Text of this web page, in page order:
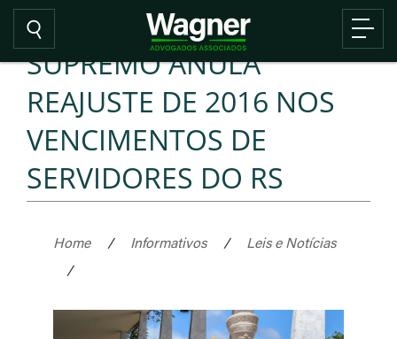
SUPREMO ANULA
REAJUSTE DE 2016 NOS
VENCIMENTOS DE
SERVIDORES DO RS
Home / Informativos /
Leis e Notícias
/